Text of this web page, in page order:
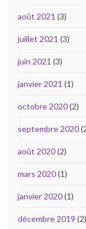
août 2021 (3)
juillet 2021 (3)
juin 2021 (3)
janvier 2021 (1)
octobre 2020(2)
septembre 2020
août 2020(2)
mars 2020(1)
janvier 2020(1)
décembre 2019 (2)